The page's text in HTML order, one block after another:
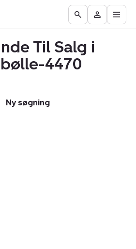
Boliger
til
Find
mægler
Få
vurderet
bolig
Go
to
the
Search
page
Besøg
Mit
Åbn
Til Salg i
4470
Ny søgning